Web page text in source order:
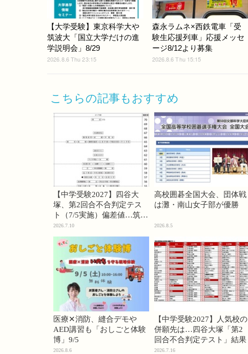
【大学受験】東京科学大や
筑波大「国立大学だけの進
学説明会」8/29
2026.8.6 Thu 23:15
森永ラムネ×西鉄電車「受
験生応援列車」応援メッセ
ージ8/12より募集
2026.8.6 Thu 15:15
こちらの記事もおすすめ
【中学受験2027】四谷大
塚、第2回合不合判定テス
ト（7/5実施）偏差値…筑駒
74・桜蔭70＜PR＞
2026.7.10
高校囲碁全国大会、団体戦
は灘・南山女子部が優勝
2026.8.5
医療✕消防、縫合デモや
AED講習も「おしごと体験
博」9/5
2026.8.6
【中学受験2027】人気校の
併願先は…四谷大塚「第2
回合不合判定テスト」結果
2026.7.16